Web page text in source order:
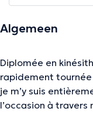
Algemeen
Diplomée en
rapidement
je m’y suis
l’occasion à